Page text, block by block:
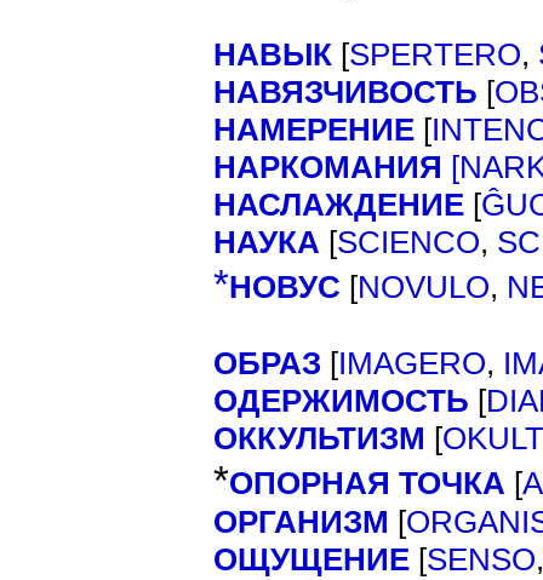
НАВЫК [SPERTERO,
НАВЯЗЧИВОСТЬ [
НАМЕРЕНИЕ [
НАРКОМАНИЯ [
НАСЛАЖДЕНИЕ [
НАУКА [SCIENCO,
*НОВУС [NOVULO,
ОБРАЗ [IMAGERO,
ОДЕРЖИМОСТЬ [
ОККУЛЬТИЗМ [
*ОПОРНАЯ ТОЧКА [
ОРГАНИЗМ [
ОЩУЩЕНИЕ [SENSO